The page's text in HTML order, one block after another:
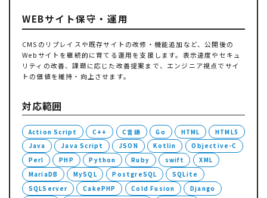
WEBサイト保守・運用
CMSのリプレイスや既存サイトの改修・機能追加など、公開後の
Webサイトを継続的に育てる運用を支援します。表示速度やセキュ
リティの改善、課題に応じた改善提案まで、エンジニア視点でサイ
トの価値を維持・向上させます。
対応範囲
Action Script C++ C言語 Go HTML
HTML5
Java
Java Script JSON Kotlin
Objective-C
Perl
PHP Python Ruby swift
XML
MariaDB
MySQL PostgreSQL
SQLite
SQLServer
CakePHP Cold Fusion
Django